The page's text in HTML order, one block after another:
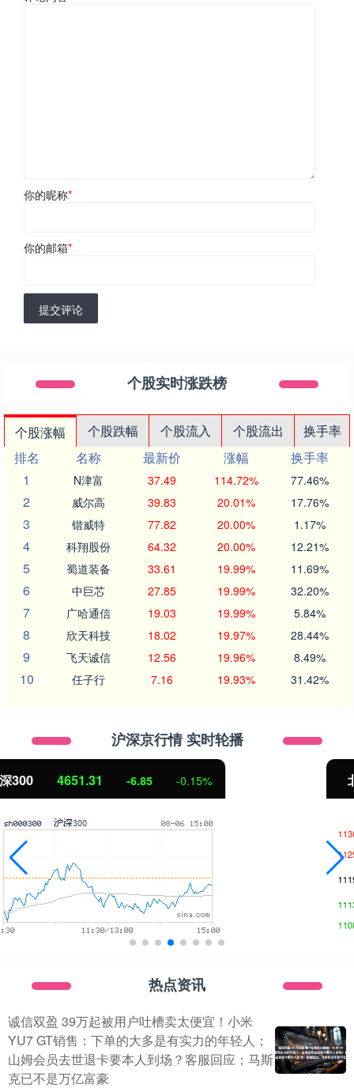
你的昵称*
你的邮箱*
提交评论
个股实时涨跌榜
个股涨幅 个股跌幅 个股流入 个股流出
换手率
排名
名称 最新价 涨幅
换手率
1
N津富 37.49 114.72% 77.46%
2 威尔高 39.83 20.01% 17.76%
3 锴威特 77.82 20.00% 1.17%
4 科翔股份 64.32 20.00% 12.21%
5 蜀道装备 33.61 19.99% 11.69%
6 中巨芯 27.85 19.99% 32.20%
7 广哈通信 19.03 19.99% 5.84%
8 欣天科技 18.02 19.97% 28.44%
9 飞天诚信 12.56 19.96% 8.49%
10 任子行 7.16 19.93% 31.42%
沪深京行情 实时轮播
北证50 1122.88 3.42
热点资讯
诚信双盈 39万起被用户吐槽卖太便宜！小米
YU7 GT销售：下单的大多是有实力的年轻人；
山姆会员去世退卡要本人到场？客服回应；马斯
克已不是万亿富豪